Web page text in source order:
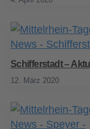
Schifferstadt –
12. März 2020